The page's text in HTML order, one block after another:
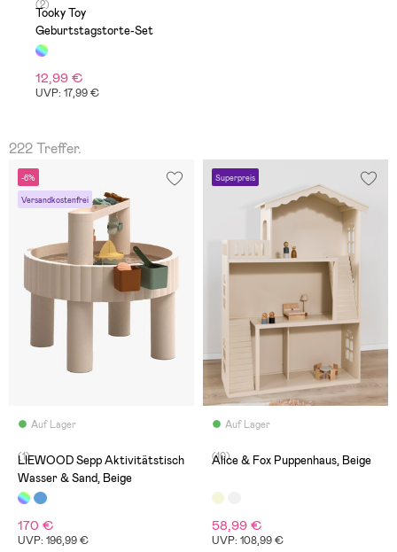
(2)
Tooky Toy
Geburtstagstorte-Set
12,99 €
UVP: 17,99 €
222 Treffer.
-6%
Versandkostenfrei
Auf Lager
(1)
LIEWOOD Sepp Aktivitätstisch
Wasser & Sand, Beige
170 €
UVP: 196,99 €
Superpreis
Auf Lager
(10)
Alice & Fox Puppenhaus, Beige
58,99 €
UVP: 108,99 €